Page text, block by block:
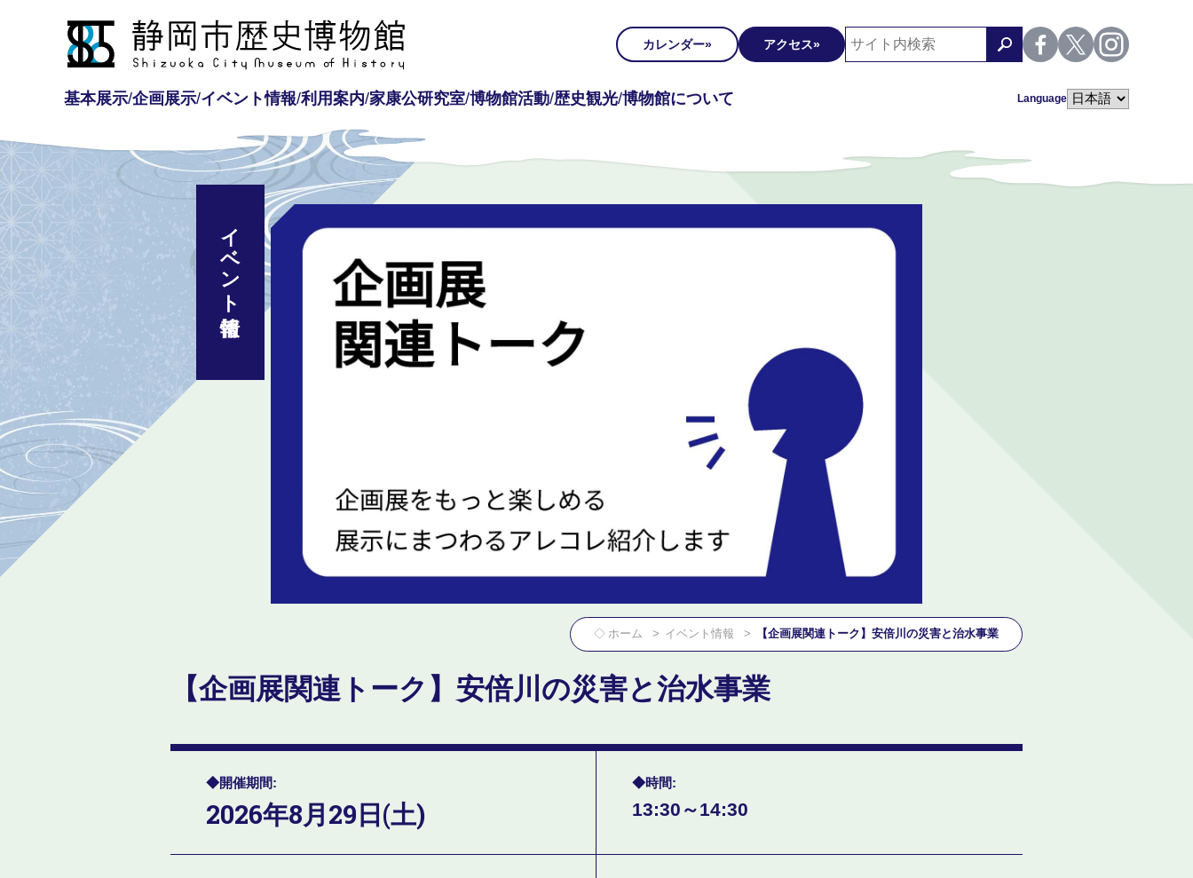
カレンダー アクセス
基本展示 企画展示 イベント情報 利用案内 家康公研究室 博物館活動 歴史観光 博物館について Language
イベント情報
ホーム イベント情報 【企画展関連トーク】安倍川の災害と治水事業
【企画展関連トーク】安倍川の災害と治水事業
開催期間
2026年8月29日(土)
時間
13:30～14:30